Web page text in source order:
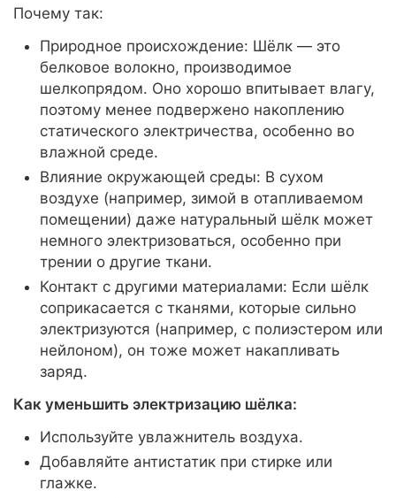
Почему так:
Природное происхождение: Шёлк — это
белковое волокно, производимое
шелкопрядом. Оно хорошо впитывает влагу,
поэтому менее подвержено накоплению
статического электричества, особенно во
влажной среде.
Влияние окружающей среды: В сухом
воздухе (например, зимой в отапливаемом
помещении) даже натуральный шёлк может
немного электризоваться, особенно при
трении о другие ткани.
Контакт с другими материалами: Если шёлк
соприкасается с тканями, которые сильно
электризуются (например, с полиэстером или
нейлоном), он тоже может накапливать
заряд.
Как уменьшить электризацию шёлка:
Используйте увлажнитель воздуха.
Добавляйте антистатик при стирке или
глажке.